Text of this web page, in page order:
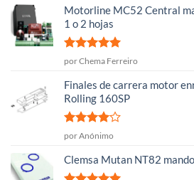
Motorline MC52 Central
1 o 2 hojas
Valorado
por Chema Ferreiro
Finales de carrera motor
Rolling 160SP
Valorado
5
por Anónimo
Clemsa Mutan NT82